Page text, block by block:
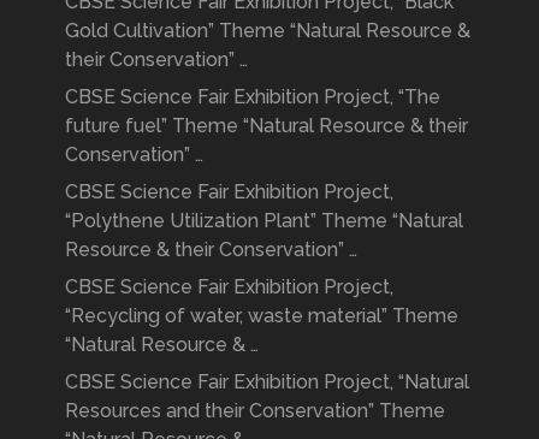
Gold Cultivation” Theme “Natural Resource &
their Conservation” …
CBSE Science Fair Exhibition Project, “The
future fuel” Theme “Natural Resource & their
Conservation” …
CBSE Science Fair Exhibition Project,
“Polythene Utilization Plant” Theme “Natural
Resource & their Conservation” …
CBSE Science Fair Exhibition Project,
“Recycling of water, waste material” Theme
“Natural Resource & …
CBSE Science Fair Exhibition Project, “Natural
Resources and their Conservation” Theme